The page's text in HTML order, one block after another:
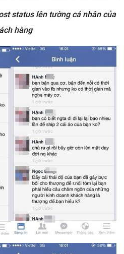
status lên tường cá nhân của
hàng